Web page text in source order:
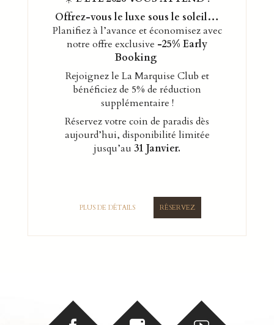
Offrez-vous le luxe sous le soleil…
Planifiez à l’avance et économisez avec
notre offre exclusive -25% Early
Booking
Rejoignez le La Marquise Club et
bénéficiez de 5% de réduction
supplémentaire !
Réservez votre coin de paradis dès
aujourd’hui, disponibilité limitée
jusqu’au 31 Janvier.
PLUS DE DÉTAILS RÉSERVEZ